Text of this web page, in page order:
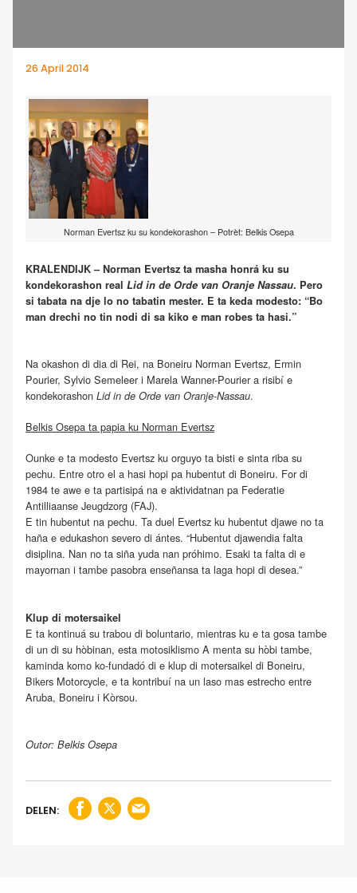
26 April 2014
Norman Evertsz ku su kondekorashon – Potrèt: Belkis Osepa
KRALENDIJK – Norman Evertsz ta masha honrá ku su
kondekorashon real Lid in de Orde van Oranje Nassau. Pero
si tabata na dje lo no tabatin mester. E ta keda modesto: “Bo
man drechi no tin nodi di sa kiko e man robes ta hasi.”
Na okashon di dia di Rei, na Boneiru Norman Evertsz, Ermin
Pourier, Sylvio Semeleer i Marela Wanner-Pourier a risibí e
kondekorashon Lid in de Orde van Oranje-Nassau.
Belkis Osepa ta papia ku Norman Evertsz
Ounke e ta modesto Evertsz ku orguyo ta bisti e sinta riba su
pechu. Entre otro el a hasi hopi pa hubentut di Boneiru. For di
1984 te awe e ta partisipá na e aktividatnan pa Federatie
Antilliaanse Jeugdzorg (FAJ).
E tin hubentut na pechu. Ta duel Evertsz ku hubentut djawe no ta
haña e edukashon severo di ántes. “Hubentut djawendia falta
disiplina. Nan no ta siña yuda nan próhimo. Esaki ta falta di e
mayornan i tambe pasobra enseñansa ta laga hopi di desea.”
Klup di motersaikel
E ta kontinuá su trabou di boluntario, mientras ku e ta gosa tambe
di un di su hòbinan, esta motosiklismo A menta su hòbi tambe,
kaminda komo ko-fundadó di e klup di motersaikel di Boneiru,
Bikers Motorcycle, e ta kontribuí na un laso mas estrecho entre
Aruba, Boneiru i Kòrsou.
Outor: Belkis Osepa
DELEN: